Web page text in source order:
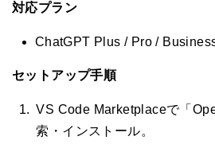
対応プラン
ChatGPT Plus / Pro /
セットアップ手順
VS Code Marketplaceで「
索・インストール。